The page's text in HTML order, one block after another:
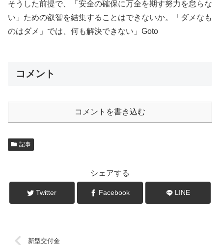
そうした前提で、「安全の確保に万全を期す努力を怠らな
い」ための叡智を結集することはできないか。「ダメなも
のはダメ」では、何も解決できない」Goto
コメント
コメントを書き込む
記事
シェアする
Twitter Facebook LINE
新型交付金